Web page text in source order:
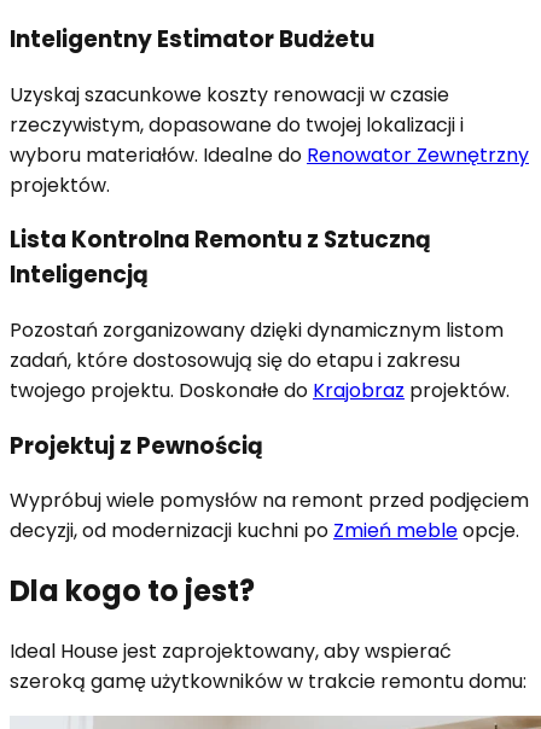
Inteligentny Estimator Budżetu
Uzyskaj szacunkowe koszty renowacji w czasie
rzeczywistym, dopasowane do twojej lokalizacji i
wyboru materiałów. Idealne do Renowator Zewnętrzny
projektów.
Lista Kontrolna Remontu z Sztuczną
Inteligencją
Pozostań zorganizowany dzięki dynamicznym listom
zadań, które dostosowują się do etapu i zakresu
twojego projektu. Doskonałe do Krajobraz projektów.
Projektuj z Pewnością
Wypróbuj wiele pomysłów na remont przed podjęciem
decyzji, od modernizacji kuchni po Zmień mebleopcje.
Dla kogo to jest?
Ideal House jest zaprojektowany, aby wspierać
szeroką gamę użytkowników w trakcie remontu domu: